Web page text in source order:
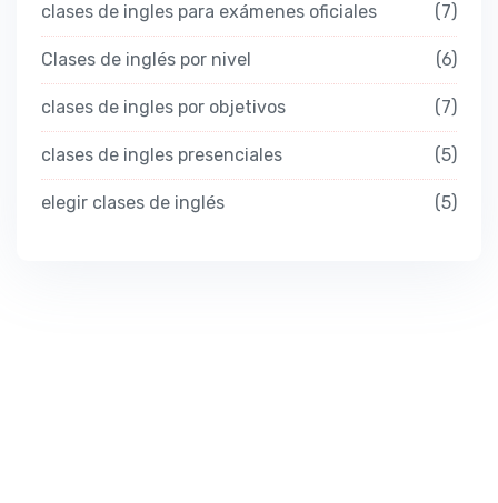
clases de ingles para exámenes oficiales 7
Clases de inglés por nivel 6
clases de ingles por objetivos 7
clases de ingles presenciales 5
elegir clases de inglés 5